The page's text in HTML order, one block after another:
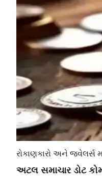
રોકાણકારો અને
અટલ સમાચાર ડોટ